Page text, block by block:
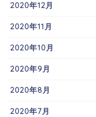
2020年12月
2020年11月
2020年10月
2020年9月
2020年8月
2020年7月